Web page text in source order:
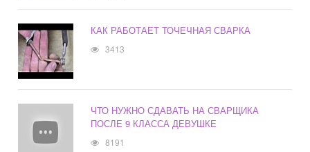
КАК РАБОТАЕТ ТОЧЕЧНАЯ СВАРКА
3413
ЧТО НУЖНО СДАВАТЬ НА СВАРЩИКА
ПОСЛЕ 9 КЛАССА ДЕВУШКЕ
8191